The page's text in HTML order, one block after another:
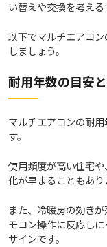
い替えや交換を考える
以下でマルチエアコ
しましょう。
耐用年数の目安
マルチエアコンの耐
す。
使用頻度が高い住宅
化が早まることもあり
また、冷暖房の効き
モコン操作に反応し
サインです。